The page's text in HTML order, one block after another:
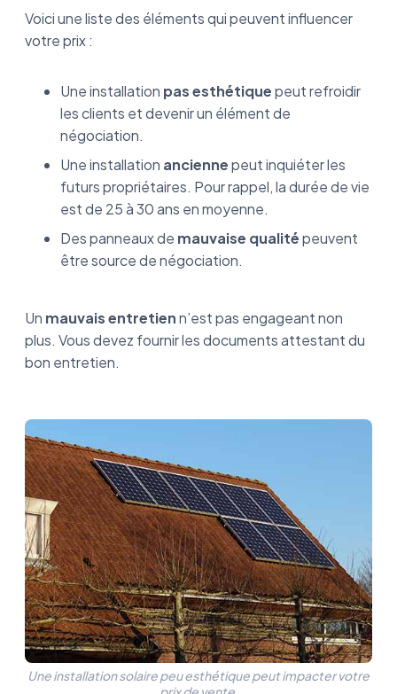
Voici une liste des éléments qui peuvent influencer
votre prix :
Une installation pas esthétiquepeut refroidir
les clients et devenir un élément de
négociation.
Une installation anciennepeut inquiéter les
futurs propriétaires. Pour rappel, la durée de vie
est de 25 à 30 ans en moyenne.
Des panneaux de mauvaise qualitépeuvent
être source de négociation.
Un mauvais entretienn’est pas engageant non
plus. Vous devez fournir les documents attestant du
bon entretien.
Une installation solaire peu esthétique peut impacter votre